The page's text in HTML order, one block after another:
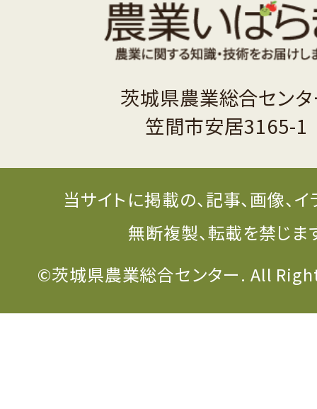
茨城県農業総合セン
笠間市安居3165-1
当サイトに掲載の、記事、画像、
無断複製、転載を禁じま
©茨城県農業総合センター. All